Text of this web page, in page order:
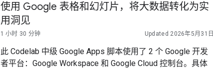
使用 Google 表格和幻灯片，将大数据转化为实
用洞见
1 小时 30 分钟 Updated 2026年5月31日
此 Codelab 中级 Google Apps 脚本使用了 2 个 Google 开发
者平台：Google Workspace 和 Google Cloud 控制台。具体